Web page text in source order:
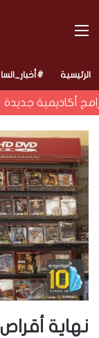
القائمة
الرئيسية
أكاديمية جديدة
نهاية